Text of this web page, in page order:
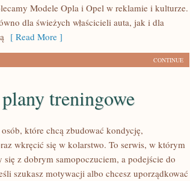
Modele Opla i Opel w reklamie i kulturze.
dla świeżych właścicieli auta, jak i dla
[ Read More ]
CONTINUE
treningowe
które chcą zbudować kondycję,
wkręcić się w kolarstwo. To serwis, w którym
się z dobrym samopoczuciem, a podejście do
szukasz motywacji albo chcesz uporządkować